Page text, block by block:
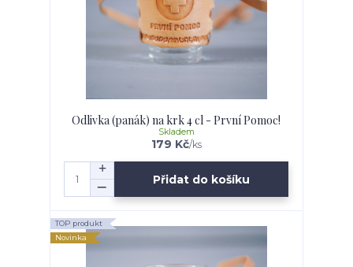
Odlivka (panák) na krk 4 cl - První Pomoc!
179 Kč/ks
Skladem
Přidat do košíku
TOP produkt
Novinka